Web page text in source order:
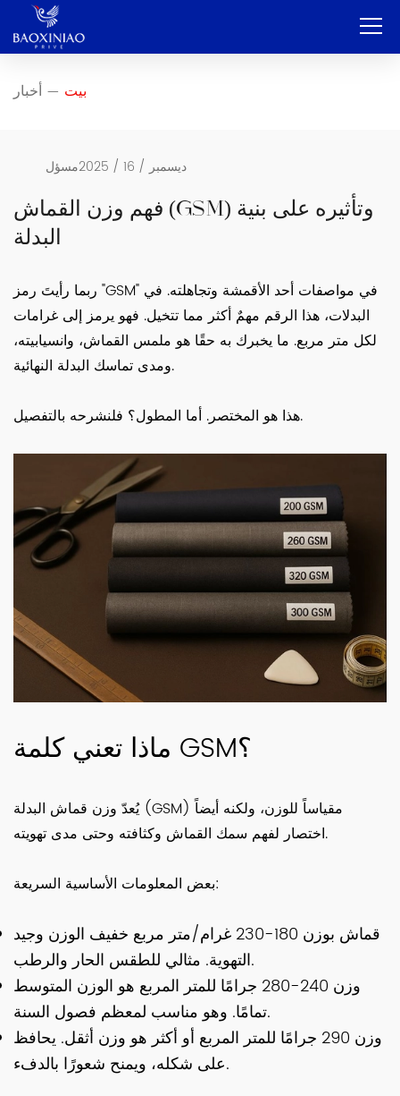
بيت — أخبار
ديسمبر / 16 / 2025 مسؤل
فهم وزن القماش (GSM) وتأثيره على بنية
البدلة
ربما رأيتَ رمز "GSM" في مواصفات أحد الأقمشة وتجاهلته. في
البدلات، هذا الرقم مهمٌ أكثر مما تتخيل. فهو يرمز إلى غرامات
لكل متر مربع. ما يخبرك به حقًا هو ملمس القماش، وانسيابيته،
ومدى تماسك البدلة النهائية.
هذا هو المختصر. أما المطول؟ فلنشرحه بالتفصيل.
ماذا تعني كلمة GSM؟
يُعدّ وزن قماش البدلة (GSM) مقياساً للوزن، ولكنه أيضاً
اختصار لفهم سمك القماش وكثافته وحتى مدى تهويته.
بعض المعلومات الأساسية السريعة:
قماش بوزن 180-230 غرام/متر مربع خفيف الوزن وجيد
التهوية. مثالي للطقس الحار والرطب.
وزن 240-280 جرامًا للمتر المربع هو الوزن المتوسط
تمامًا. وهو مناسب لمعظم فصول السنة.
وزن 290 جرامًا للمتر المربع أو أكثر هو وزن أثقل. يحافظ
على شكله، ويمنح شعورًا بالدفء.
تصنيع المعدات الأصلية وتصنيع التصميم الشخصي
خدمة
منتج
اتصال
مدونة
العربية